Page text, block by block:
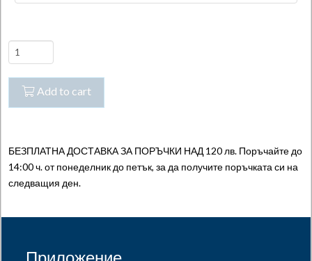
Ultra
Alu
THX
Алуминиев
Add to cart
БЕЗПЛАТНА ДОСТАВКА ЗА ПОРЪЧКИ НАД 120 лв. Поръчайте до
14:00 ч. от понеделник до петък, за да получите поръчката си на
следващия ден.